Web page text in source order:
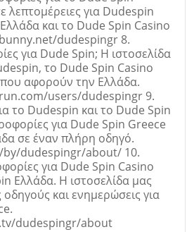
Откажи
λεπτομέρειες για Dudespin
και το Dude Spin Casino
dudespingr 8.
για Dude Spin; Η ιστοσελίδα
το Dude Spin Casino
αφορούν την Ελλάδα.
users/dudespingr 9.
το Dudespin και το Dude Spin
για Dude Spin Greece
σε έναν πλήρη οδηγό.
dudespingr/about/ 10.
για Dude Spin Casino
Ελλάδα. Η ιστοσελίδα μας
και ενημερώσεις για
dudespingr/about